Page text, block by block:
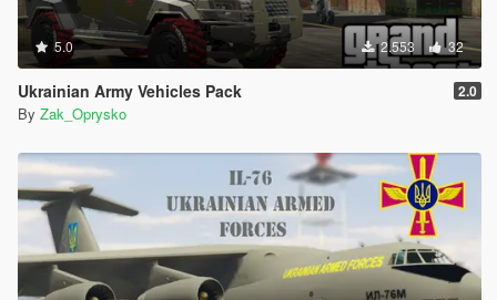
5.0 2.553 32
Ukrainian Army Vehicles Pack 2.0
By Zak_Oprysko